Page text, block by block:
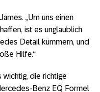
„Um uns einen
ist es unglaublich
Detail kümmern, und
Hilfe.“
wichtig, die richtige
Benz EQ Formel